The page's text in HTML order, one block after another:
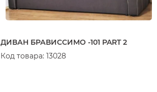
ДИВАН БРАВИССИМО -101 PART 2
Код товара: 13028